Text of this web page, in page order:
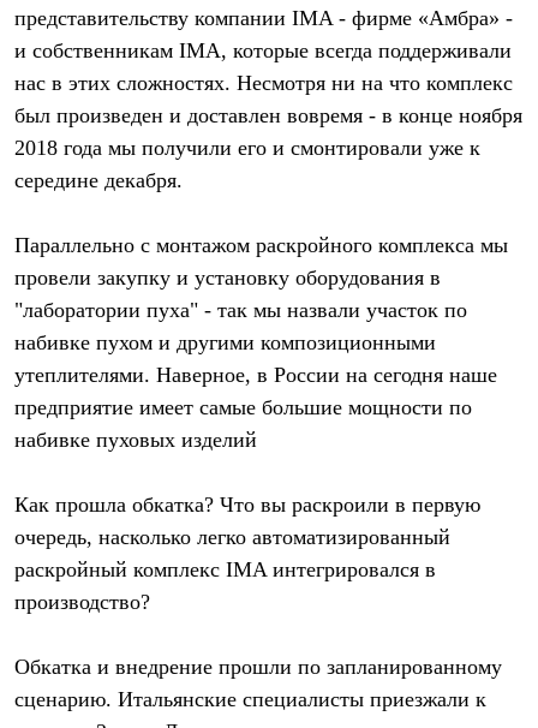
Ботинки
Кроссовки
Сапоги
Гамаши
Бахилы
Тапочки
Уход за обувью
Аксессуары
Головные уборы
Шапки
Балаклавы и маски
Кепки и бейсболки
Повязки
Панамы
Перчатки и рукавицы
Носки
Полезные аксессуары
Ремни
Шевроны
Уход за одеждой
В Арктику
Коллекции
представительству компании IMA - фирме «Амбра» -
и собственникам IMA, которые всегда поддерживали
нас в этих сложностях. Несмотря ни на что комплекс
был произведен и доставлен вовремя - в конце ноября
2018 года мы получили его и смонтировали уже к
середине декабря.
Параллельно с монтажом раскройного комплекса мы
провели закупку и установку оборудования в
"лаборатории пуха" - так мы назвали участок по
набивке пухом и другими композиционными
утеплителями. Наверное, в России на сегодня наше
предприятие имеет самые большие мощности по
набивке пуховых изделий
Как прошла обкатка? Что вы раскроили в первую
очередь, насколько легко автоматизированный
раскройный комплекс IMA интегрировался в
производство?
Обкатка и внедрение прошли по запланированному
сценарию. Итальянские специалисты приезжали к